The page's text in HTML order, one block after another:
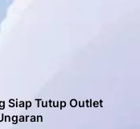
Siap Tutup Outlet